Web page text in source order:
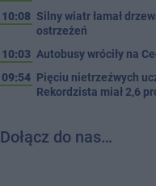
10:08 Silny wiatr łamał
ostrzeżeń
10:03 Autobusy wróciły na
09:54 Pięciu nietrzeźwych
Rekordzista miał 2,6
Dołącz do nas…